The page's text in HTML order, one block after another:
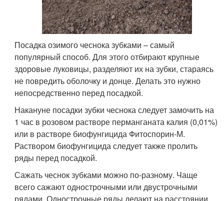
Посадка озимого чеснока зубками – самый
популярный способ. Для этого отбирают крупные
здоровые луковицы, разделяют их на зубки, стараясь
не повредить оболочку и донце. Делать это нужно
непосредственно перед посадкой.
Накануне посадки зубки чеснока следует замочить на
1 час в розовом растворе перманганата калия (0,01%)
или в растворе биофунгицида Фитоспорин-М.
Раствором биофунгицида следует также пролить
ряды перед посадкой.
Сажать чеснок зубками можно по-разному. Чаще
всего сажают однострочными или двустрочными